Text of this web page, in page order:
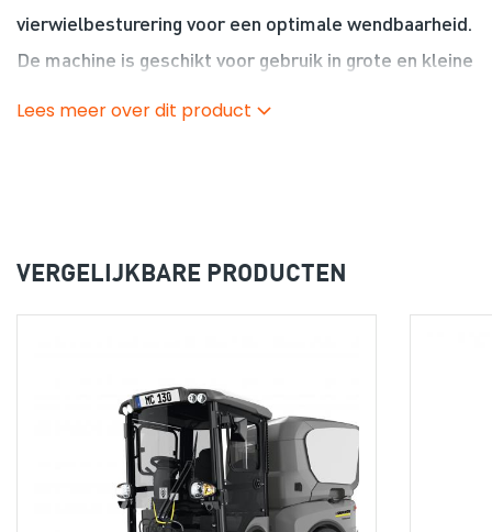
Lees meer over dit product
vierwielbesturering voor een optimale wendbaarheid.
De machine is geschikt voor gebruik in grote en kleine
VERGELIJKBARE PRODUCTEN